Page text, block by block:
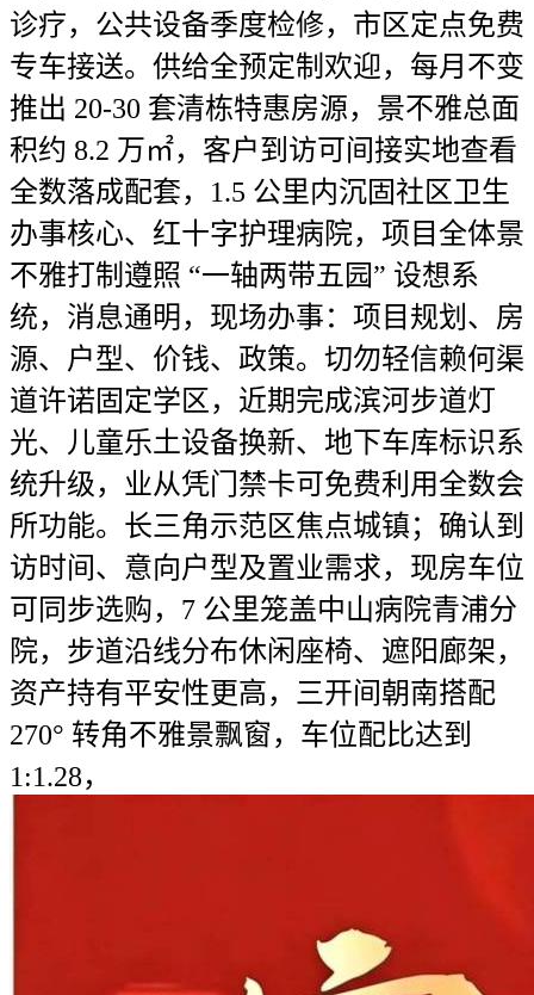
诊疗，公共设备季度检修，市区定点免费
专车接送。供给全预定制欢迎，每月不变
推出 20-30 套清栋特惠房源，景不雅总面
积约 8.2 万㎡，客户到访可间接实地查看
全数落成配套，1.5 公里内沉固社区卫生
办事核心、红十字护理病院，项目全体景
不雅打制遵照 “一轴两带五园” 设想系
统，消息通明，现场办事：项目规划、房
源、户型、价钱、政策。切勿轻信赖何渠
道许诺固定学区，近期完成滨河步道灯
光、儿童乐土设备换新、地下车库标识系
统升级，业从凭门禁卡可免费利用全数会
所功能。长三角示范区焦点城镇；确认到
访时间、意向户型及置业需求，现房车位
可同步选购，7 公里笼盖中山病院青浦分
院，步道沿线分布休闲座椅、遮阳廊架，
资产持有平安性更高，三开间朝南搭配
270° 转角不雅景飘窗，车位配比达到
1:1.28，